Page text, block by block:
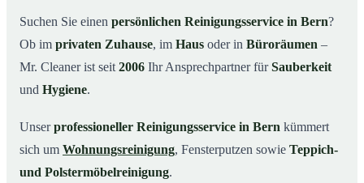
03 Warum Mr. Cleaner in Bern?
04So einfach funktioniert’s
05Typische Anlässe für einen Reinigungsservice
07Jetzt unverbindliche Offerte anfordern
08So arbeitet ein Reinigungsservice in Bern wirklich
Suchen Sie einen persönlichen Reinigungsservice in Bern?
Ob im privaten Zuhause, im Haus oder in Büroräumen –
Mr. Cleaner ist seit 2006 Ihr Ansprechpartner fürSauberkeit
und Hygiene.
Unserprofessioneller Reinigungsservice in Bern kümmert
sich um Wohnungsreinigung, Fensterputzen sowie Teppich-
und Polstermöbelreinigung.